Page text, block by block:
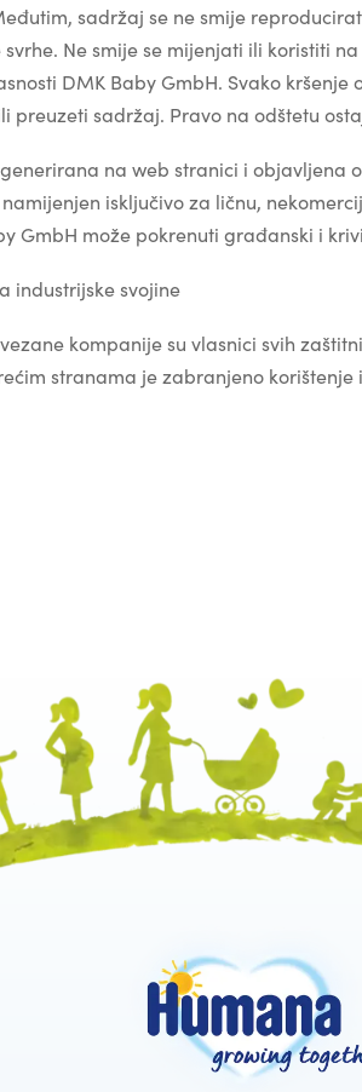
sadržaj se ne smije
Ne smije se mijenjati ili koristiti
DMK Baby GmbH. Svako
preuzeti sadržaj. Pravo na odštetu
na web stranici i objavljena
isključivo za ličnu,
GmbH može pokrenuti građanski i
industrijske svojine
kompanije su vlasnici svih
stranama je zabranjeno